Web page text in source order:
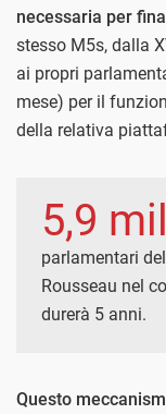
necessaria per
stesso M5s, dalla
ai propri
mese) per il
della relativa
5,9
parlamentari
Rousseau nel
durerà 5 anni.
Questo